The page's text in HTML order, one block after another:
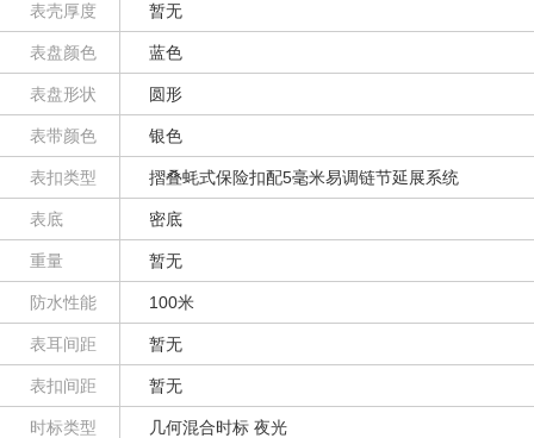
表壳厚度 暂无
表盘颜色 蓝色
表盘形状 圆形
表带颜色 银色
表扣类型 摺叠蚝式保险扣配5毫米易调链节延展系统
表底 密底
重量 暂无
防水性能 100米
表耳间距 暂无
表扣间距 暂无
时标类型 几何混合时标 夜光